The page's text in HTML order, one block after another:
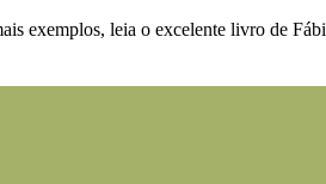
exemplos, leia o excelente livro de